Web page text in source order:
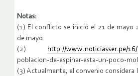
Notas:
(1) El conflicto se inició el 21 de mayo
de mayo.
(2) http://www.noticiasser.pe/
poblacion-de-espinar-esta-un-poco-
(3) Actualmente, el convenio considera